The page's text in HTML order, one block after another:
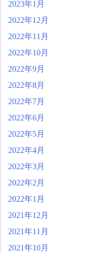
2023年1月
2022年12月
2022年11月
2022年10月
2022年9月
2022年8月
2022年7月
2022年6月
2022年5月
2022年4月
2022年3月
2022年2月
2022年1月
2021年12月
2021年11月
2021年10月